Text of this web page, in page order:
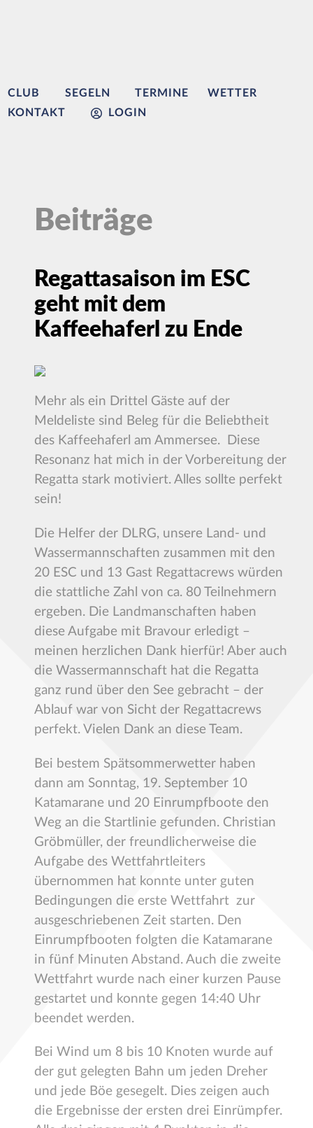
CLUB SEGELN TERMINE
WETTER
KONTAKT
LOGIN
Beiträge
Regattasaison im ESC
geht mit dem
Kaffeehaferl zu Ende
Mehr als ein Drittel Gäste auf der
Meldeliste sind Beleg für die Beliebtheit
des Kaffeehaferl am Ammersee. Diese
Resonanz hat mich in der Vorbereitung der
Regatta stark motiviert. Alles sollte perfekt
sein!
Die Helfer der DLRG, unsere Land- und
Wassermannschaften zusammen mit den
20 ESC und 13 Gast Regattacrews würden
die stattliche Zahl von ca. 80 Teilnehmern
ergeben. Die Landmanschaften haben
diese Aufgabe mit Bravour erledigt –
meinen herzlichen Dank hierfür! Aber auch
die Wassermannschaft hat die Regatta
ganz rund über den See gebracht – der
Ablauf war von Sicht der Regattacrews
perfekt. Vielen Dank an diese Team.
Bei bestem Spätsommerwetter haben
dann am Sonntag, 19. September 10
Katamarane und 20 Einrumpfboote den
Weg an die Startlinie gefunden. Christian
Gröbmüller, der freundlicherweise die
Aufgabe des Wettfahrtleiters
übernommen hat konnte unter guten
Bedingungen die erste Wettfahrt zur
ausgeschriebenen Zeit starten. Den
Einrumpfbooten folgten die Katamarane
in fünf Minuten Abstand. Auch die zweite
Wettfahrt wurde nach einer kurzen Pause
gestartet und konnte gegen 14:40 Uhr
beendet werden.
Bei Wind um 8 bis 10 Knoten wurde auf
der gut gelegten Bahn um jeden Dreher
und jede Böe gesegelt. Dies zeigen auch
die Ergebnisse der ersten drei Einrümpfer.